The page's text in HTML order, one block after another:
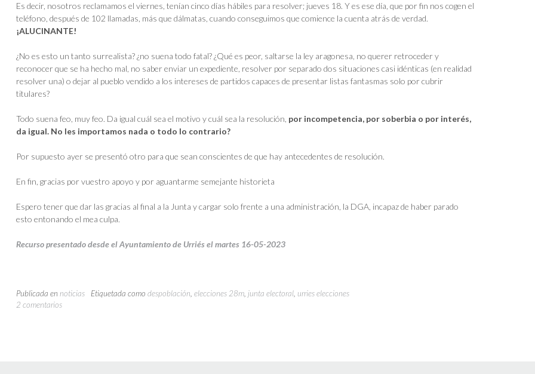
Es decir, nosotros reclamamos el viernes, tenían cinco días hábiles para resolver; jueves 18. Y es ese día, que por fin nos cogen el
teléfono, después de 102 llamadas, más que dálmatas, cuando conseguimos que comience la cuenta atrás de verdad.
¡ALUCINANTE!
¿No es esto un tanto surrealista? ¿no suena todo fatal? ¿Qué es peor, saltarse la ley aragonesa, no querer retroceder y
reconocer que se ha hecho mal, no saber enviar un expediente, resolver por separado dos situaciones casi idénticas (en realidad
resolver una) o dejar al pueblo vendido a los intereses de partidos capaces de presentar listas fantasmas solo por cubrir
titulares?
Todo suena feo, muy feo. Da igual cuál sea el motivo y cuál sea la resolución, por incompetencia, por soberbia o por interés,
da igual. No les importamos nada o todo lo contrario?
Por supuesto ayer se presentó otro para que sean conscientes de que hay antecedentes de resolución.
En fin, gracias por vuestro apoyo y por aguantarme semejante historieta
Espero tener que dar las gracias al final a la Junta y cargar solo frente a una administración, la DGA, incapaz de haber parado
esto entonando el mea culpa.
Recurso presentado desde el Ayuntamiento de Urriés el martes 16-05-2023
Publicada en noticias Etiquetada como despoblación elecciones 28m, junta electoral, urries elecciones
2 comentarios